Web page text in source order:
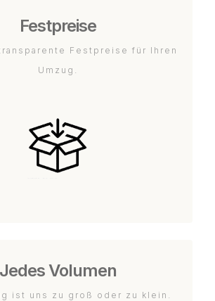
Festpreise
Festpreise für Ihren
Umzug.
Jedes Volumen
ist uns zu groß oder zu klein.